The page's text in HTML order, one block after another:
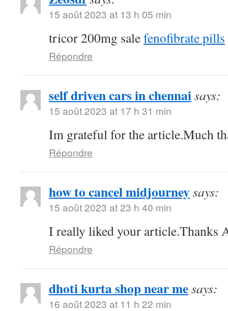
15 août 2023 at 13 h 05 min
tricor 200mg salefenofibrate pills
Répondre
self driven cars in chennaisays:
15 août 2023 at 17 h 31 min
Im grateful for the article.Much
Répondre
how to cancel midjourneysays:
15 août 2023 at 23 h 40 min
I really liked your article.Thanks
Répondre
dhoti kurta shop near mesays:
16 août 2023 at 11 h 22 min